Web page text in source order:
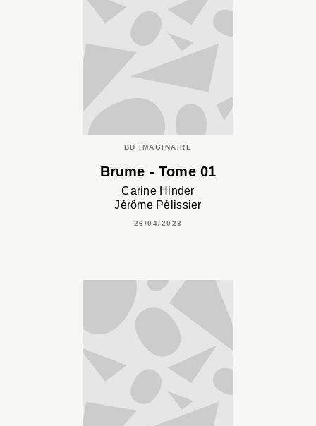
BD IMAGINAIRE
Brume - Tome 01
Carine Hinder
Jérôme Pélissier
26/04/2023